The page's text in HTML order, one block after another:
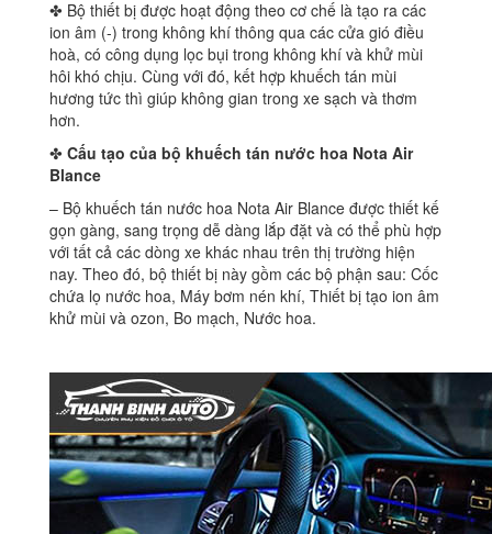
✤ Bộ thiết bị được hoạt động theo cơ chế là tạo ra các
ion âm (-) trong không khí thông qua các cửa gió điều
hoà, có công dụng lọc bụi trong không khí và khử mùi
hôi khó chịu. Cùng với đó, kết hợp khuếch tán mùi
hương tức thì giúp không gian trong xe sạch và thơm
hơn.
✤ Cấu tạo của bộ khuếch tán nước hoa Nota Air
Blance
– Bộ khuếch tán nước hoa Nota Air Blance được thiết kế
gọn gàng, sang trọng dễ dàng lắp đặt và có thể phù hợp
với tất cả các dòng xe khác nhau trên thị trường hiện
nay. Theo đó, bộ thiết bị này gồm các bộ phận sau: Cốc
chứa lọ nước hoa, Máy bơm nén khí, Thiết bị tạo ion âm
khử mùi và ozon, Bo mạch, Nước hoa.